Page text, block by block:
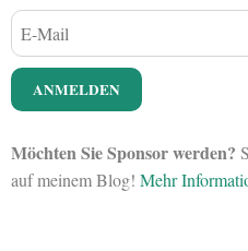
Möchten Sie Sponsor werden?
auf meinem Blog! Mehr